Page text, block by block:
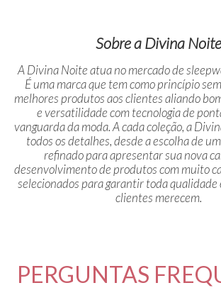
Sobre a Divina Noite
A Divina Noite atua no mercado de
É uma marca que tem como princípio
melhores produtos aos clientes aliando
e versatilidade com tecnologia de
vanguarda da moda. A cada coleção, a
todos os detalhes, desde a escolha de
refinado para apresentar sua nova
desenvolvimento de produtos com muito
selecionados para garantir toda qualidade
clientes merecem.
PERGUNTAS